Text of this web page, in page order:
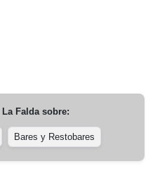
La Faldasobre:
Bares y Restobares